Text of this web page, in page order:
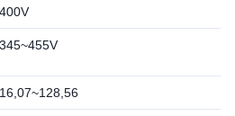
400V
345~455V
16,07~128,56